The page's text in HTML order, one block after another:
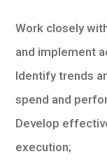
Work closely
and implement
Identify trends
spend and
Develop
execution;